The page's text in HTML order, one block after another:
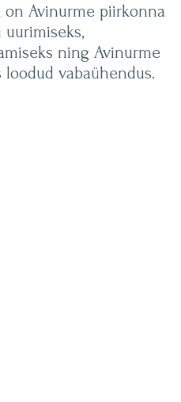
on Avinurme piirkonna
ning Avinurme
vabaühendus.